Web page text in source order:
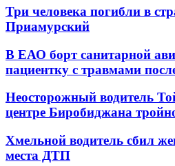
Три человека погибли в
Приамурский
В ЕАО борт санитарной
пациентку с травмами
Неосторожный водитель
центре Биробиджана
Хмельной водитель сбил
места ДТП